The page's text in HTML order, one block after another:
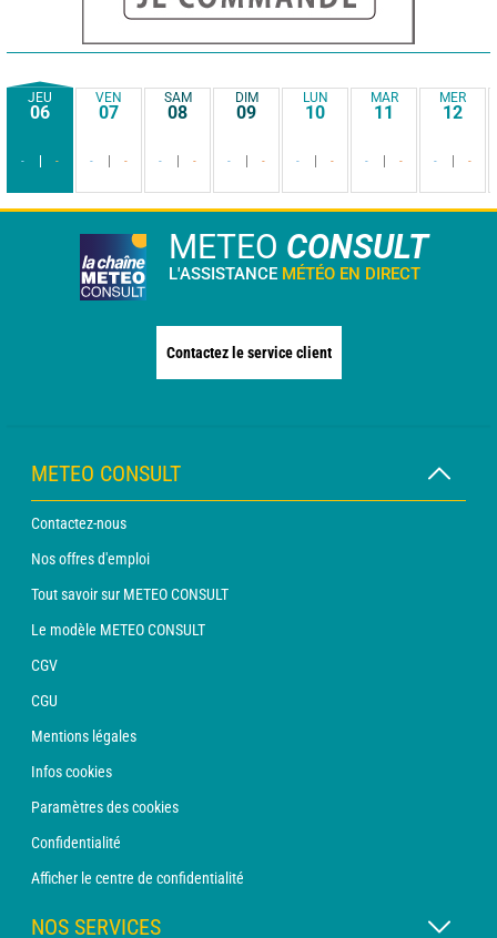
JEU
06
- -
VEN
07
- -
SAM
08
- -
DIM
09
- -
LUN
10
- -
MAR
11
- -
MER
12
- -
METEO CONSULT
L'ASSISTANCE MÉTÉO EN DIRECT
Contactez le service client
METEO CONSULT
Contactez-nous
Nos offres d'emploi
Tout savoir sur METEO CONSULT
Le modèle METEO CONSULT
CGV
CGU
Mentions légales
Infos cookies
Paramètres des cookies
Confidentialité
Afficher le centre de confidentialité
NOS SERVICES